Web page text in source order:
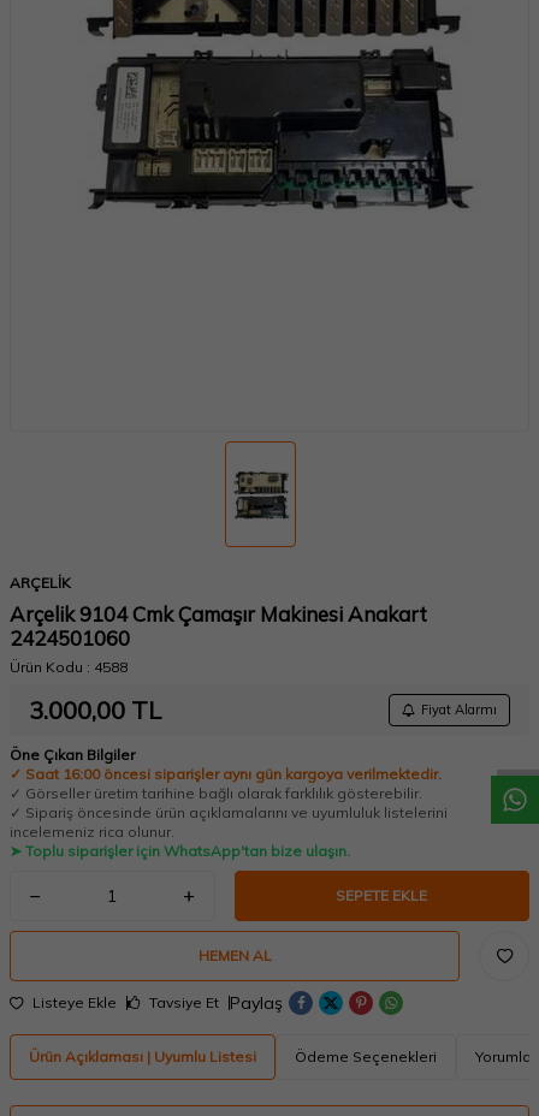
W
h
a
t
a
p
p
D
e
s
t
e
H
a
t
t
ARÇELİK
Arçelik 9104 Cmk Çamaşır Makinesi Anakart
2424501060
Ürün Kodu : 4588
3.000,00 TL Fiyat Alarmı
Öne Çıkan Bilgiler
✓ Saat 16:00 öncesi siparişler aynı gün kargoya verilmektedir.
✓ Görseller üretim tarihine bağlı olarak farklılık gösterebilir.
✓ Sipariş öncesinde ürün açıklamalarını ve uyumluluk listelerini
incelemeniz rica olunur.
➤ Toplu siparişler için WhatsApp'tan bize ulaşın.
SEPETE EKLE
HEMEN AL
Listeye Ekle Tavsiye Et Paylaş
Ürün Açıklaması | Uyumlu Listesi Ödeme Seçenekleri Yorumlar